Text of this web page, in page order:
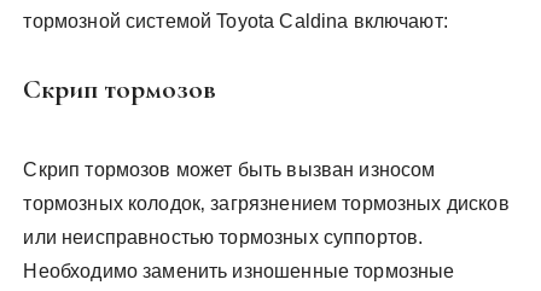
тормозной системой Toyota Caldina включают:
Скрип тормозов
Скрип тормозов может быть вызван износом
тормозных колодок‚ загрязнением тормозных дисков
или неисправностью тормозных суппортов.
Необходимо заменить изношенные тормозные